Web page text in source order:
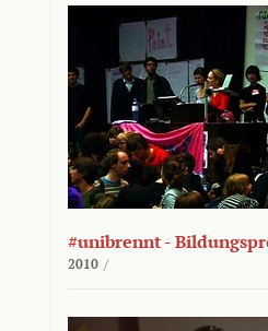
#unibrennt -
2010 /